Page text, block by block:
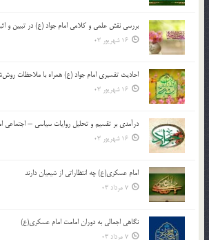
بررسی نقش علمی و کلامی امام جواد (ع) در تبیین و
16 شهریور 03
احادیث تفسیری امام جواد (ع) همراه با ملاحظات
16 شهریور 03
درآمدی بر تقسیم و تحلیل روایات سیاسی – اجتماعی
16 شهریور 03
امام عسکری(ع) چه انتظاراتی از شیعیان دارند
7 مرداد 03
نگاهی اجمالی به دوران امامت امام عسکری(ع)
7 مرداد 03